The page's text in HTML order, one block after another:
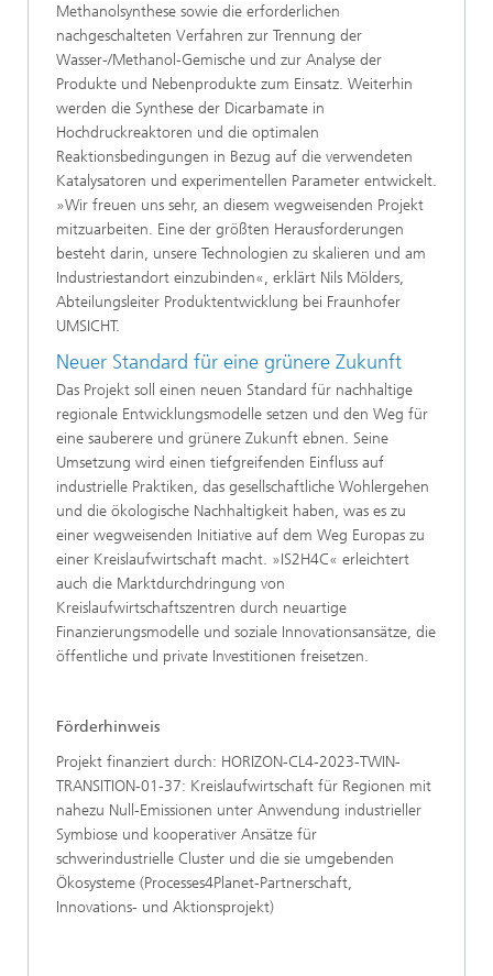
Methanolsynthese sowie die erforderlichen
nachgeschalteten Verfahren zur Trennung der
Wasser-/Methanol-Gemische und zur Analyse der
Produkte und Nebenprodukte zum Einsatz. Weiterhin
werden die Synthese der Dicarbamate in
Hochdruckreaktoren und die optimalen
Reaktionsbedingungen in Bezug auf die verwendeten
Katalysatoren und experimentellen Parameter entwickelt.
»Wir freuen uns sehr, an diesem wegweisenden Projekt
mitzuarbeiten. Eine der größten Herausforderungen
besteht darin, unsere Technologien zu skalieren und am
Industriestandort einzubinden«, erklärt Nils Mölders,
Abteilungsleiter Produktentwicklung bei Fraunhofer
UMSICHT.
Neuer Standard für eine grünere Zukunft
Das Projekt soll einen neuen Standard für nachhaltige
regionale Entwicklungsmodelle setzen und den Weg für
eine sauberere und grünere Zukunft ebnen. Seine
Umsetzung wird einen tiefgreifenden Einfluss auf
industrielle Praktiken, das gesellschaftliche Wohlergehen
und die ökologische Nachhaltigkeit haben, was es zu
einer wegweisenden Initiative auf dem Weg Europas zu
einer Kreislaufwirtschaft macht. »IS2H4C« erleichtert
auch die Marktdurchdringung von
Kreislaufwirtschaftszentren durch neuartige
Finanzierungsmodelle und soziale Innovationsansätze, die
öffentliche und private Investitionen freisetzen.
Förderhinweis
Projekt finanziert durch: HORIZON-CL4-2023-TWIN-
TRANSITION-01-37: Kreislaufwirtschaft für Regionen mit
nahezu Null-Emissionen unter Anwendung industrieller
Symbiose und kooperativer Ansätze für
schwerindustrielle Cluster und die sie umgebenden
Ökosysteme (Processes4Planet-Partnerschaft,
Innovations- und Aktionsprojekt)